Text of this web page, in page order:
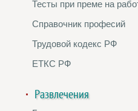
Тесты при преме на
Справочник професий
Трудовой кодекс РФ
ЕТКС РФ
Развлечения